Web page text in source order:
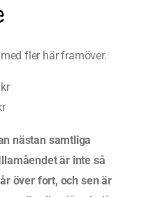
fler här framöver.
nästan samtliga
är inte så
över fort, och sen är